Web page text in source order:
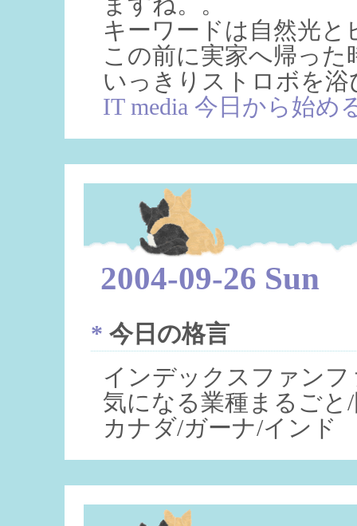
キーワードは自然光
この前に実家へ帰っ
いっきりストロボを
IT media 今日から始め
2004-09-26 Sun
* 今日の格言
インデックスファンフ
気になる業種まるごと
カナダ/ガーナ/インド